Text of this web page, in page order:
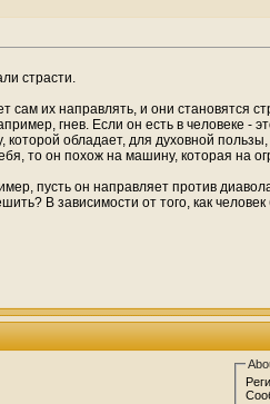
страсти.
сам их направлять, и они становятся
гнев. Если он есть в человеке -
кото­рой обладает, для духовной
то он похож на машину, которая на
пусть он направляет против
В зависимости от того, как человек